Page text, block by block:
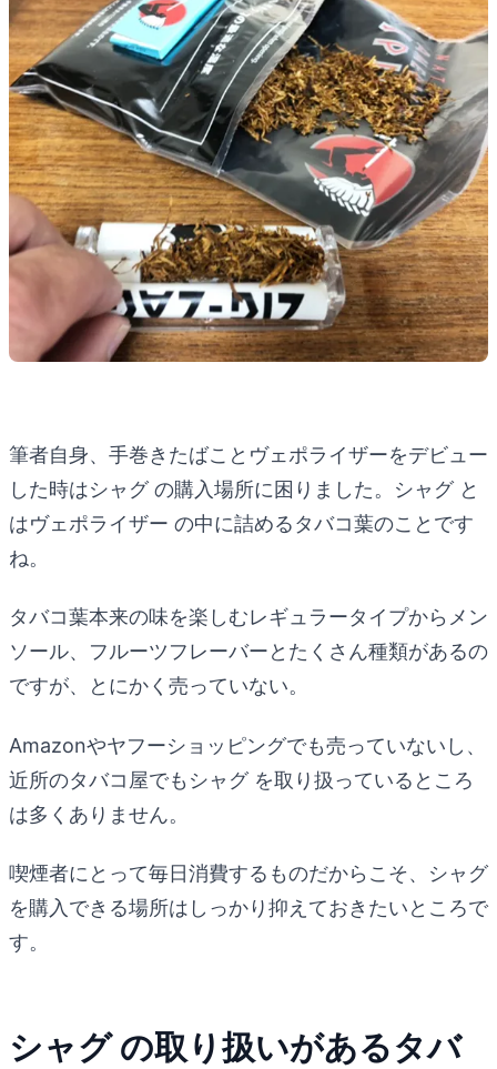
筆者自身、手巻きたばことヴェポライザーをデビュー
した時はシャグ の購入場所に困りました。シャグ と
はヴェポライザー の中に詰めるタバコ葉のことです
ね。
タバコ葉本来の味を楽しむレギュラータイプからメン
ソール、フルーツフレーバーとたくさん種類があるの
ですが、とにかく売っていない。
Amazonやヤフーショッピングでも売っていないし、
近所のタバコ屋でもシャグ を取り扱っているところ
は多くありません。
喫煙者にとって毎日消費するものだからこそ、シャグ
を購入できる場所はしっかり抑えておきたいところで
す。
シャグ の取り扱いがあるタバ